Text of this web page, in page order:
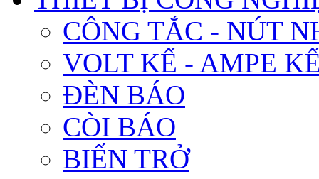
CÔNG TẮC - NÚT
VOLT KẾ - AMPE
ĐÈN BÁO
CÒI BÁO
BIẾN TRỞ